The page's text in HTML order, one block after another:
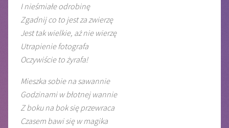
I nieśmiałe odrobinę
Zgadnij co to jest za zwierzę
Jest tak wielkie, aż nie wierzę
Utrapienie fotografa
Oczywiście to żyrafa!
Mieszka sobie na sawannie
Godzinami w błotnej wannie
Z boku na bok się przewraca
Czasem bawi się w magika